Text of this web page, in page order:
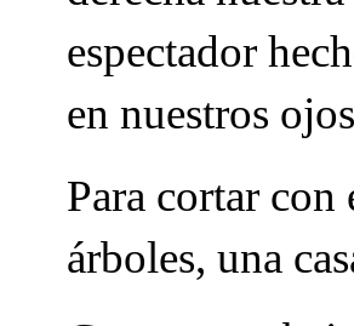
espectador
en nuestros
Para cortar
árboles, una